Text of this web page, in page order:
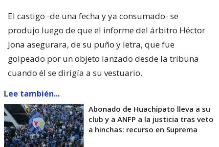
El castigo -de una fecha y ya consumado- se
produjo luego de que el informe del árbitro Héctor
Jona asegurara, de su puño y letra, que fue
golpeado por un objeto lanzado desde la tribuna
cuando él se dirigía a su vestuario.
Lee también...
Abonado de Huachipato lleva a su
club y a ANFP a la justicia tras veto
a hinchas: recurso en Suprema